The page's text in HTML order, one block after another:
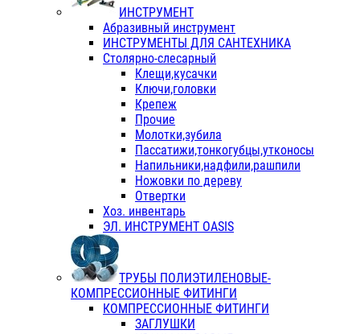
ИНСТРУМЕНТ
Абразивный инструмент
ИНСТРУМЕНТЫ ДЛЯ САНТЕХНИКА
Столярно-слесарный
Клещи,кусачки
Ключи,головки
Крепеж
Прочие
Молотки,зубила
Пассатижи,тонкогубцы,утконосы
Напильники,надфили,рашпили
Ножовки по дереву
Отвертки
Хоз. инвентарь
ЭЛ. ИНСТРУМЕНТ OASIS
ТРУБЫ ПОЛИЭТИЛЕНОВЫЕ-
КОМПРЕССИОННЫЕ ФИТИНГИ
КОМПРЕССИОННЫЕ ФИТИНГИ
ЗАГЛУШКИ